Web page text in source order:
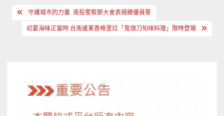
文 守護城市的力量 南投警察節大會表揚績優員警
初夏海味正當時 台南遠東香格里拉「鬼頭刀旬味料理」限時登場